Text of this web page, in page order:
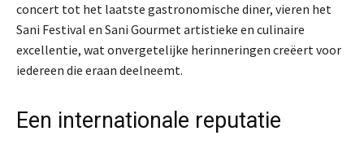
concert tot het laatste gastronomische diner, vieren het
Sani Festival en Sani Gourmet artistieke en culinaire
excellentie, wat onvergetelijke herinneringen creëert voor
iedereen die eraan deelneemt.
Een internationale reputatie